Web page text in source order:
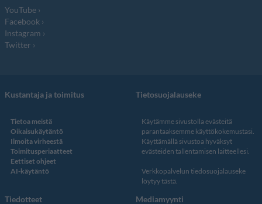
YouTube
Facebook
Instagram
Twitter
Kustantaja ja toimitus
Tietoa meistä
Oikaisukäytäntö
Ilmoita virheestä
Toimitusperiaatteet
Eettiset ohjeet
AI-käytäntö
Tietosuojalauseke
Käytämme sivustolla evästeitä
parantaaksemme käyttökokemustasi.
Käyttämällä sivustoa hyväksyt
evästeiden tallentamisen laitteellesi.
Verkkopalvelun tiedosuojalauseke
löytyy tästä
Tiedotteet Mediamyynti